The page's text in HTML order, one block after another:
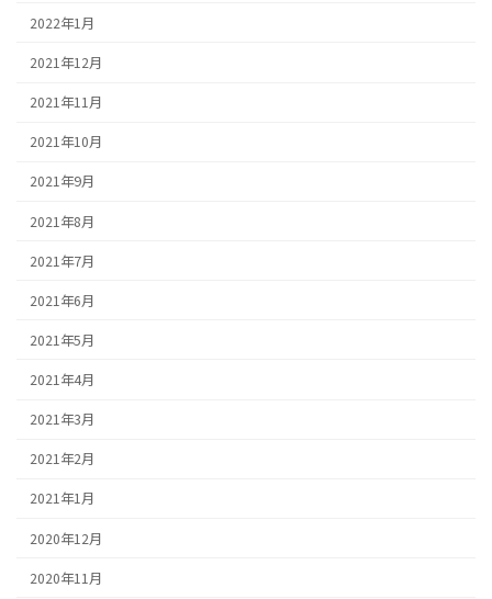
2022年1月
2021年12月
2021年11月
2021年10月
2021年9月
2021年8月
2021年7月
2021年6月
2021年5月
2021年4月
2021年3月
2021年2月
2021年1月
2020年12月
2020年11月